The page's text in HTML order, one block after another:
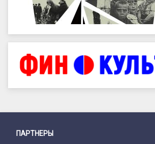
Снизу
ПАРТНЕРЫ